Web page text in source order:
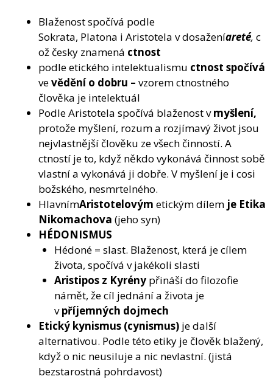
Blaženost spočívá podle
Sokrata, Platona i Aristotela v dosaženíareté, c
ož česky znamená ctnost
podle etického intelektualismu ctnost spočívá
vevědění o dobru – vzorem ctnostného
člověka je intelektuál
Podle Aristotela spočívá blaženost vmyšlení,
protože myšlení, rozum a rozjímavý život jsou
nejvlastnější člověku ze všech činností. A
ctností je to, když někdo vykonává činnost sobě
vlastní a vykonává ji dobře. V myšlení je i cosi
božského, nesmrtelného.
HlavnímAristotelovým etickým dílem je Etika
Nikomachova (jeho syn)
HÉDONISMUS
Hédoné = slast. Blaženost, která je cílem
života, spočívá v jakékoli slasti
Aristipos z Kyrény přináší do filozofie
námět, že cíl jednání a života je
vpříjemných dojmech
Etický kynismus (cynismus) je další
alternativou. Podle této etiky je člověk blažený,
když o nic neusiluje a nic nevlastní. (jistá
bezstarostná pohrdavost)